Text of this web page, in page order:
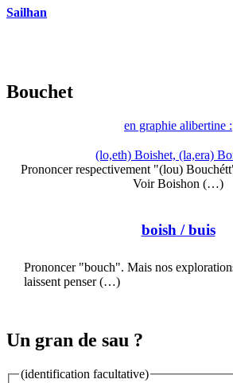
Sailhan
Bouchet
en graphie alibertine :
(lo,eth) Boishet, (la,era)
Prononcer respectivement "(lou)
Voir Boishon (…)
boish / buis
Prononcer "bouch". Mais nos
laissent penser (…)
Un gran de sau ?
(identification facultative)